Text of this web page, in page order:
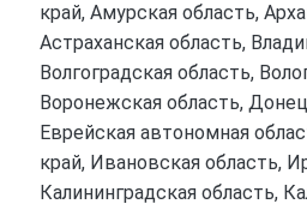
край, Амурская область,
Астраханская область,
Волгоградская область,
Воронежская область,
Еврейская автономная
край, Ивановская область,
Калининградская область,